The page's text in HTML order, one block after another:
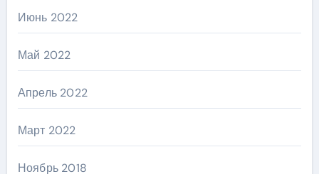
Июнь 2022
Май 2022
Апрель 2022
Март 2022
Ноябрь 2018